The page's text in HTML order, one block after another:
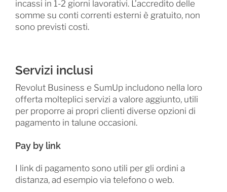
incassi in 1-2 giorni lavorativi. L’accredito delle
somme su conti correnti esterni è gratuito, non
sono previsti costi.
Servizi inclusi
Revolut Business e SumUp includono nella loro
offerta molteplici servizi a valore aggiunto, utili
per proporre ai propri clienti diverse opzioni di
pagamento in talune occasioni.
Pay by link
I link di pagamento sono utili per gli ordini a
distanza, ad esempio via telefono o web.